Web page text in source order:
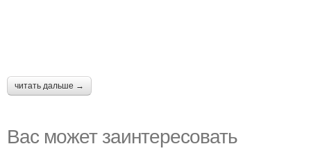
читать дальше →
Вас может заинтересовать